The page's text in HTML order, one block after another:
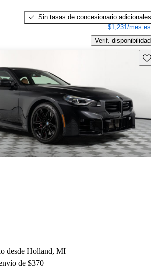
Sin tasas de concesionario adicionales
$1,231/mes
Verif. disponibilidad
desde Holland, MI
de $370